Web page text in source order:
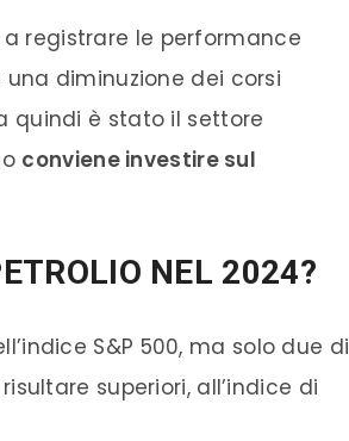
a registrare le performance
diminuzione dei corsi
quindi è stato il settore
conviene investire sul
NEL 2024?
S&P 500, ma solo due di
superiori, all’indice di